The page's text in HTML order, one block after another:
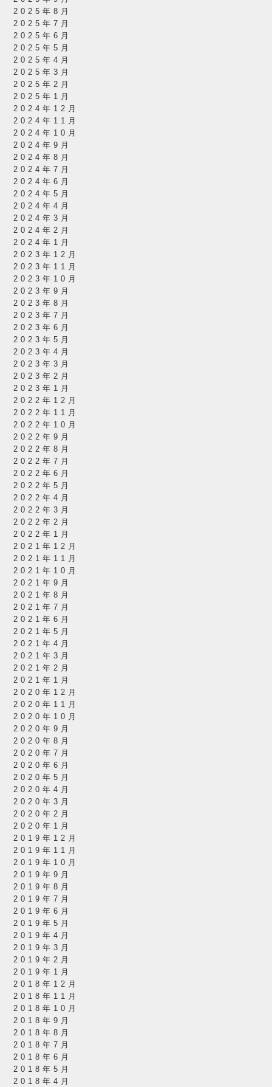
2025年8月
2025年7月
2025年6月
2025年5月
2025年4月
2025年3月
2025年2月
2025年1月
2024年12月
2024年11月
2024年10月
2024年9月
2024年8月
2024年7月
2024年6月
2024年5月
2024年4月
2024年3月
2024年2月
2024年1月
2023年12月
2023年11月
2023年10月
2023年9月
2023年8月
2023年7月
2023年6月
2023年5月
2023年4月
2023年3月
2023年2月
2023年1月
2022年12月
2022年11月
2022年10月
2022年9月
2022年8月
2022年7月
2022年6月
2022年5月
2022年4月
2022年3月
2022年2月
2022年1月
2021年12月
2021年11月
2021年10月
2021年9月
2021年8月
2021年7月
2021年6月
2021年5月
2021年4月
2021年3月
2021年2月
2021年1月
2020年12月
2020年11月
2020年10月
2020年9月
2020年8月
2020年7月
2020年6月
2020年5月
2020年4月
2020年3月
2020年2月
2020年1月
2019年12月
2019年11月
2019年10月
2019年9月
2019年8月
2019年7月
2019年6月
2019年5月
2019年4月
2019年3月
2019年2月
2019年1月
2018年12月
2018年11月
2018年10月
2018年9月
2018年8月
2018年7月
2018年6月
2018年5月
2018年4月